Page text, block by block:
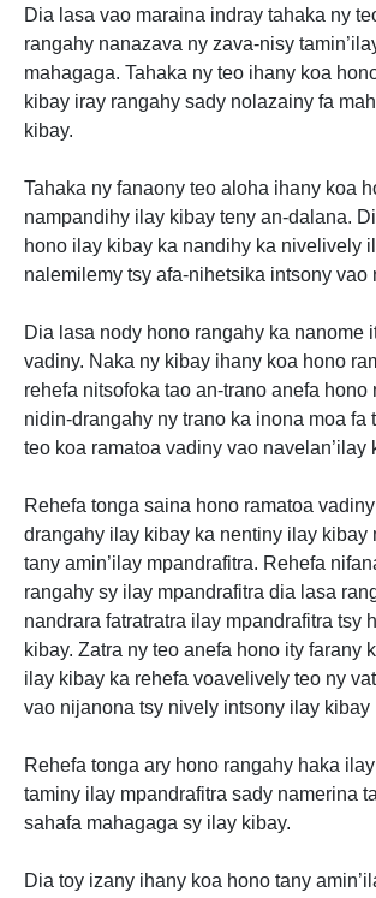
Dia lasa vao maraina indray tahaka ny
rangahy nanazava ny zava-nisy
mahagaga. Tahaka ny teo ihany koa
kibay iray rangahy sady nolazainy fa
kibay.
Tahaka ny fanaony teo aloha ihany koa
nampandihy ilay kibay teny an-dalana.
hono ilay kibay ka nandihy ka nivelively
nalemilemy tsy afa-nihetsika intsony vao
Dia lasa nody hono rangahy ka nanome
vadiny. Naka ny kibay ihany koa hono
rehefa nitsofoka tao an-trano anefa hono
nidin-drangahy ny trano ka inona moa fa
teo koa ramatoa vadiny vao navelan’ilay
Rehefa tonga saina hono ramatoa
drangahy ilay kibay ka nentiny ilay kibay
tany amin’ilay mpandrafitra. Rehefa
rangahy sy ilay mpandrafitra dia lasa
nandrara fatratratra ilay mpandrafitra tsy
kibay. Zatra ny teo anefa hono ity farany
ilay kibay ka rehefa voavelively teo ny
vao nijanona tsy nively intsony ilay kibay
Rehefa tonga ary hono rangahy haka
taminy ilay mpandrafitra sady namerina
sahafa mahagaga sy ilay kibay.
Dia toy izany ihany koa hono tany